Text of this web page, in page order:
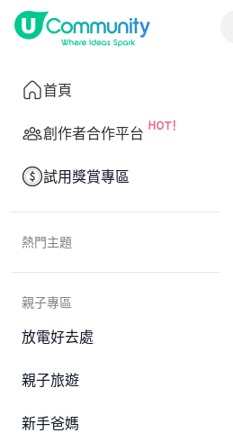
首頁
創作者合作平台
試用獎賞專區
熱門主題
親子專區
放電好去處
親子旅遊
新手爸媽